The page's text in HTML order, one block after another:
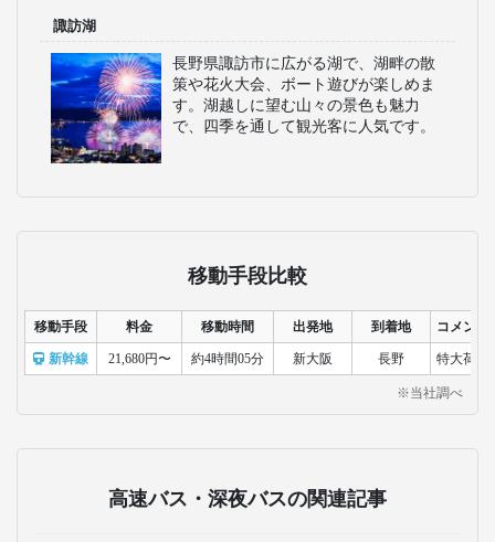
諏訪湖
長野県諏訪市に広がる湖で、湖畔の散
策や花火大会、ボート遊びが楽しめま
す。湖越しに望む山々の景色も魅力
で、四季を通して観光客に人気です。
移動手段比較
移動手段 料金 移動時間 出発地 到着地 コメント
新幹線 21,680円〜 約4時間05分 新大阪 長野 特大荷物
※当社調べ
高速バス・深夜バスの関連記事